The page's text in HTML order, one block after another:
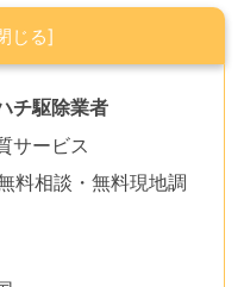
チ駆除業者
サービス
料相談・無料現地調